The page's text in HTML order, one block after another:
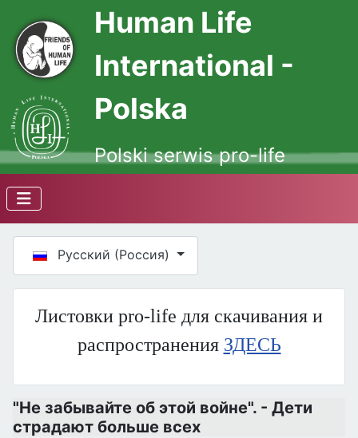
Human Life
International -
Polska
Polski serwis pro-life
Русский (Россия)
Листовки pro-life для скачивания и
распространения ЗДЕСЬ
"Не забывайте об этой войне". - Дети
страдают больше всех